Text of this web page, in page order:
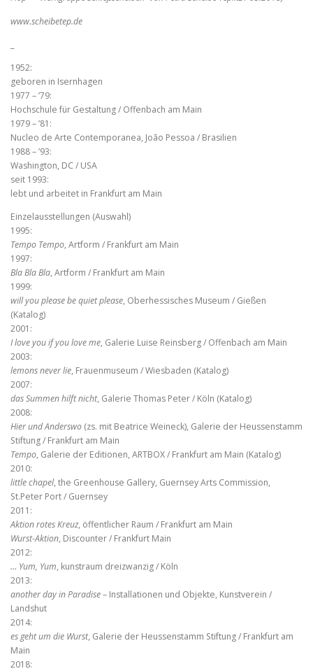
www.scheibetep.de
1952:
geboren in Isernhagen
1977 – ’79:
Hochschule für Gestaltung / Offenbach am Main
1979 – ’81:
Nucleo de Arte Contemporanea, João Pessoa / Brasilien
1988 – ’93:
Washington, DC / USA
seit 1993:
lebt und arbeitet in Frankfurt am Main
Einzelausstellungen (Auswahl)
1995:
Tempo Tempo, Artform / Frankfurt am Main
1997:
Bla Bla Bla, Artform / Frankfurt am Main
1999:
will you please be quiet please, Oberhessisches Museum / Gießen
(Katalog)
2001:
I love you if you love me, Galerie Luise Reinsberg / Offenbach am Main
2003:
lemons never lie, Frauenmuseum / Wiesbaden (Katalog)
2007:
das Summen hilft nicht, Galerie Thomas Peter / Köln (Katalog)
2008:
Hier und Anderswo (zs. mit Beatrice Weineck), Galerie der Heussenstamm
Stiftung / Frankfurt am Main
Tempo, Galerie der Editionen, ARTBOX / Frankfurt am Main (Katalog)
2010:
little chapel, the Greenhouse Gallery, Guernsey Arts Commission,
St.Peter Port / Guernsey
2011:
Aktion rotes Kreuz, öffentlicher Raum / Frankfurt am Main
Wurst-Aktion, Discounter / Frankfurt Main
2012:
… Yum, Yum, kunstraum dreizwanzig / Köln
2013:
another day in Paradise– Installationen und Objekte, Kunstverein /
Landshut
2014:
es geht um die Wurst, Galerie der Heussenstamm Stiftung / Frankfurt am
Main
2018: